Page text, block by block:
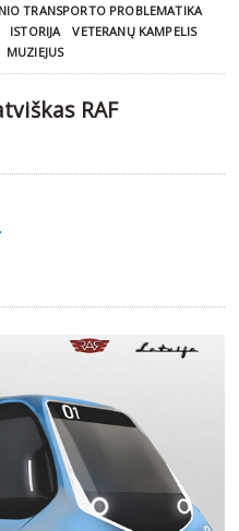
TRANSPORTO PROBLEMATIKA
ISTORIJA
VETERANŲ KAMPELIS
MUZIEJUS
RAF